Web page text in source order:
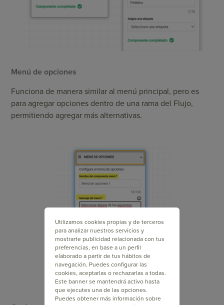
Menú de opciones
Funciona de manera similar al menú principal, pero es
para agregar opciones dentro de una rama del Flujo,
permitiendo agregar más alternativas.
Utilizamos cookies propias y de terceros
para analizar nuestros servicios y
mostrarte publicidad relacionada con tus
preferencias, en base a un perfil
elaborado a partir de tus hábitos de
navegación. Puedes configurar las
cookies, aceptarlas o rechazarlas a todas.
Este banner se mantendrá activo hasta
que ejecutes una de las opciones.
Puedes obtener más información sobre